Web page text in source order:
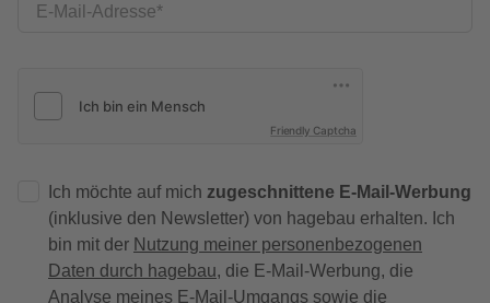
E-Mail-Adresse
Friendly Captcha
Ich möchte auf mich zugeschnittene E-Mail-Werbung
(inklusive den Newsletter) von hagebau erhalten. Ich
bin mit der Nutzung meiner personenbezogenen
Daten durch hagebau, die E-Mail-Werbung, die
Analyse meines E-Mail-Umgangs sowie die